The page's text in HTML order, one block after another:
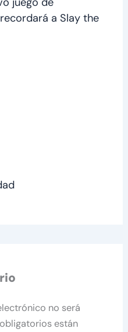
a Slay the
no será
están